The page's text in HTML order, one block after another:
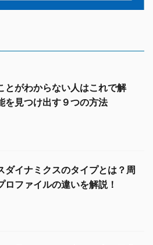
とがわからない人はこれで解
を見つけ出す９つの方法
ダイナミクスのタイプとは？周
ロファイルの違いを解説！